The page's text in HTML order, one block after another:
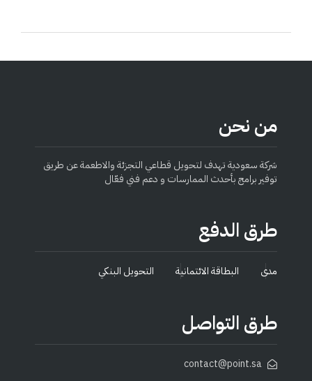
من نحن
شركة سعودية تهدف لتحويل قطاعي التجزئة والاطعمة عن طريق
توفير برامج بأحدث الممارسات و دعم فني فعّال
طرق الدفع
مدى البطاقة الائتمانية التحويل البنكي
طرق التواصل
contact@point.sa